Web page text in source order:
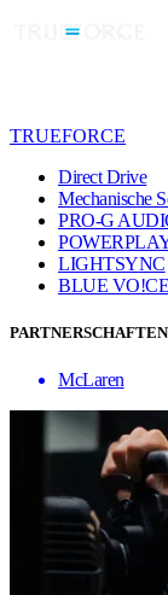
TRUEFORCE
Direct Drive
Mechanische
PRO-G
LIGHTSYNC
BLUE VO!CE
PARTNERSCHAFTEN
McLaren